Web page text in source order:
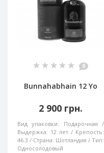
0
Bunnahabhain 12 Yo
2 900 грн.
Вид упаковки:
Подарочная
Выдержка: 12 лет
Крепость:
46.3
Страна: Шотландия
Тип:
Односолодовый